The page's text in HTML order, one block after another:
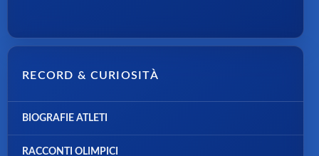
RECORD & CURIOSITÀ
BIOGRAFIE ATLETI
RACCONTI OLIMPICI